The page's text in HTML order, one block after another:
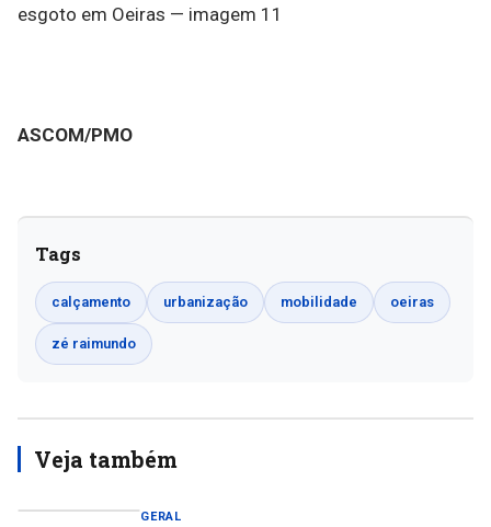
ASCOM/PMO
Tags
calçamento urbanização mobilidade oeiras
zé raimundo
Veja também
GERAL